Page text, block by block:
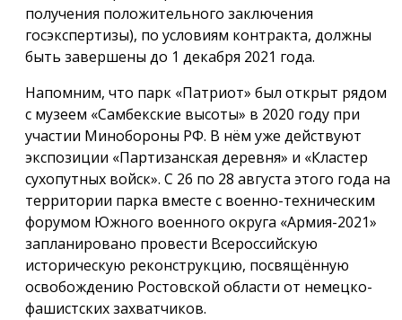
получения положительного заключения
госэкспертизы), по условиям контракта, должны
быть завершены до 1 декабря 2021 года.
Напомним, что парк «Патриот» был открыт рядом
с музеем «Самбекские высоты» в 2020 году при
участии Минобороны РФ. В нём уже действуют
экспозиции «Партизанская деревня» и «Кластер
сухопутных войск». С 26 по 28 августа этого года на
территории парка вместе с военно-техническим
форумом Южного военного округа «Армия-2021»
запланировано провести Всероссийскую
историческую реконструкцию, посвящённую
освобождению Ростовской области от немецко-
фашистских захватчиков.